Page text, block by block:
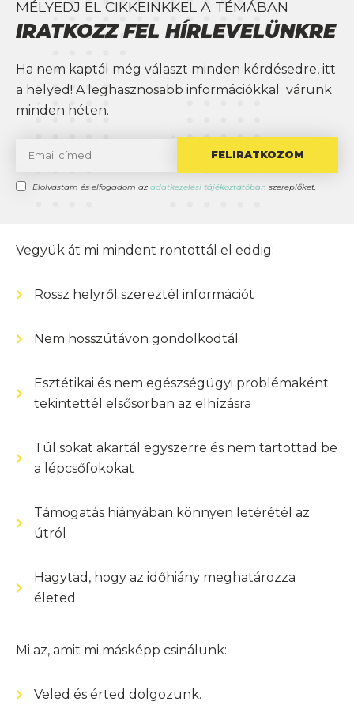
Étrend tervezés
Áraink
Rólunk
Kontakt
MÉLYEDJ EL CIKKEINKKEL A TÉMÁBAN
IRATKOZZ FEL HÍRLEVELÜNKRE
Ha nem kaptál még választ minden kérdésedre, itt
a helyed! A leghasznosabb információkkal várunk
minden héten.
Elolvastam és elfogadom az adatkezelési tájékoztatóban szereplőket.
FELIRATKOZOM
Vegyük át mi mindent rontottál el eddig:
Rossz helyről szereztél információt
Nem hosszútávon gondolkodtál
Esztétikai és nem egészségügyi problémaként
tekintettél elsősorban az elhízásra
Túl sokat akartál egyszerre és nem tartottad be
a lépcsőfokokat
Támogatás hiányában könnyen letérétél az
útról
Hagytad, hogy az időhiány meghatározza
életed
Mi az, amit mi másképp csinálunk:
Veled és érted dolgozunk.